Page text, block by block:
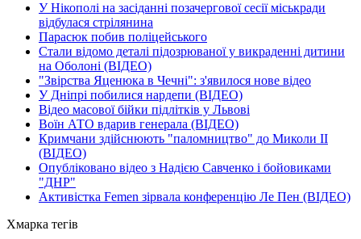
У Нікополі на засіданні позачергової сесії міськради
відбулася стрілянина
Парасюк побив поліцейського
Стали відомо деталі підозрюваної у викраденні дитини
на Оболоні (ВІДЕО)
"Звірства Яценюка в Чечні": з'явилося нове відео
У Дніпрі побилися нардепи (ВІДЕО)
Відео масової бійки підлітків у Львові
Воїн АТО вдарив генерала (ВІДЕО)
Кримчани здійснюють "паломництво" до Миколи ІІ
(ВІДЕО)
Опубліковано відео з Надією Савченко і бойовиками
"ДНР"
Активістка Femen зірвала конференцію Ле Пен (ВІДЕО)
Хмарка тегів